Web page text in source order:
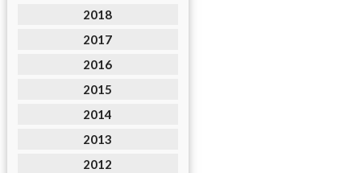
2018
2017
2016
2015
2014
2013
2012